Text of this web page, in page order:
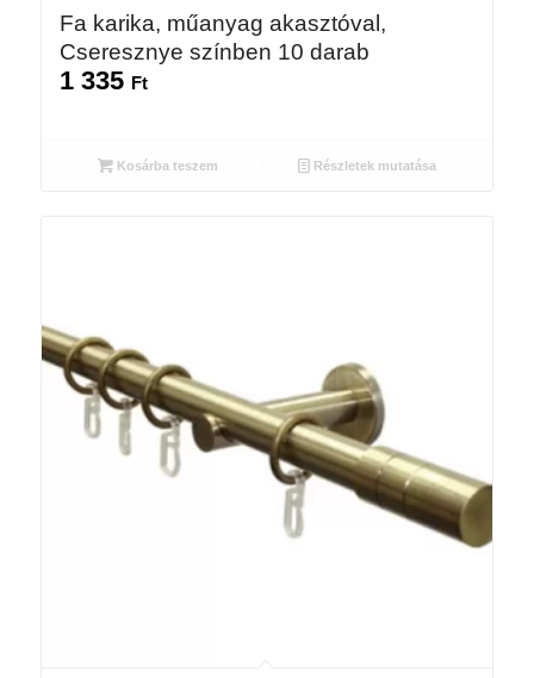
Fa karika, műanyag akasztóval,
Cseresznye színben 10 darab
1 335 Ft
Kosárba teszem Részletek mutatása